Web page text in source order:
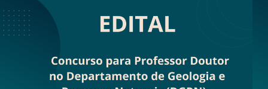
Apresentação de slides
Slide 1 of 7